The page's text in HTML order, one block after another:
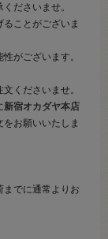
ださいませ。
ことがございま
がございます。
くださいませ。
新宿オカダヤ本店
お願いいたしま
までに通常よりお